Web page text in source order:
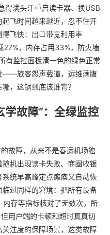
得满头汗重启读卡器、换USB
飞时间越来越近，忍不住开
飞快：出口带宽利用率
27%，内存占用33%，防火墙
有监控面板清一色的绿色正常
——旅客怨声载道，运维满腹
，这锅到底该谁背？
学故障”：全绿监控
故障，从来不是春运机场独
机出现读卡失败、商圈收银
统早高峰定点瘫痪又自动恢
过同样的窘境：把所有设备
内存等指标核对了无数次，所
用户端的卡顿和超时真真切
注度的保障场景，这类故障